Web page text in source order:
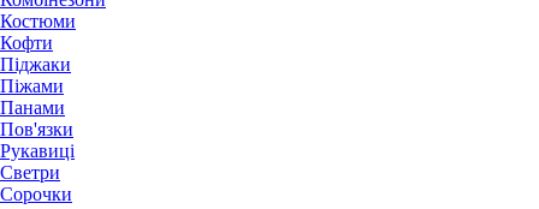
Костюми
Кофти
Піджаки
Піжами
Панами
Пов'язки
Рукавиці
Светри
Сорочки